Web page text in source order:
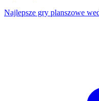
Najlepsze gry planszowe